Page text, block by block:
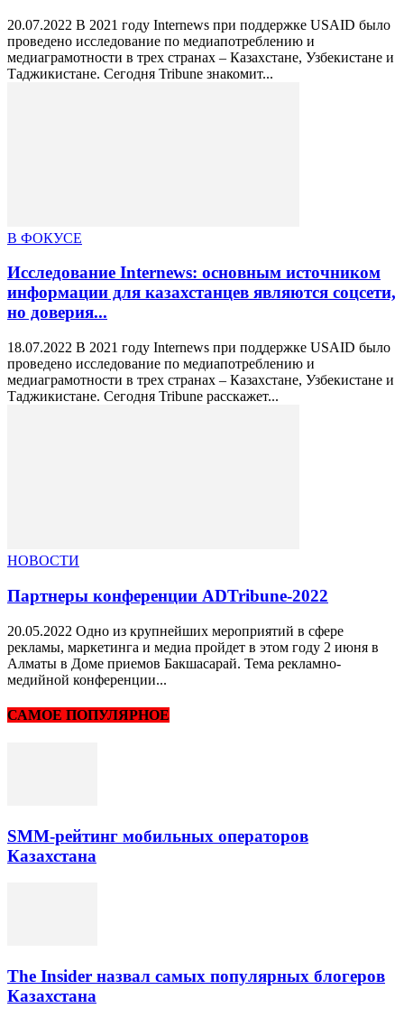
20.07.2022 В 2021 году Internews при поддержке USAID было
проведено исследование по медиапотреблению и
медиаграмотности в трех странах – Казахстане, Узбекистане и
Таджикистане. Сегодня Tribune знакомит...
В ФОКУСЕ
Исследование Internews: основным источником
информации для казахстанцев являются соцсети,
но доверия...
18.07.2022 В 2021 году Internews при поддержке USAID было
проведено исследование по медиапотреблению и
медиаграмотности в трех странах – Казахстане, Узбекистане и
Таджикистане. Сегодня Tribune расскажет...
НОВОСТИ
Партнеры конференции ADTribune-2022
20.05.2022 Одно из крупнейших мероприятий в сфере
рекламы, маркетинга и медиа пройдет в этом году 2 июня в
Алматы в Доме приемов Бакшасарай. Тема рекламно-
медийной конференции...
САМОЕ ПОПУЛЯРНОЕ
SMM-рейтинг мобильных операторов
Казахстана
The Insider назвал самых популярных блогеров
Казахстана